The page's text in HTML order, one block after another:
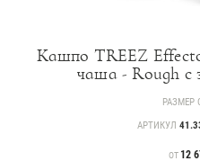
Кашпо TREEZ
чаша - Rough с
РАЗМЕР
АРТИКУЛ
ЦЕНА
ОТ 12